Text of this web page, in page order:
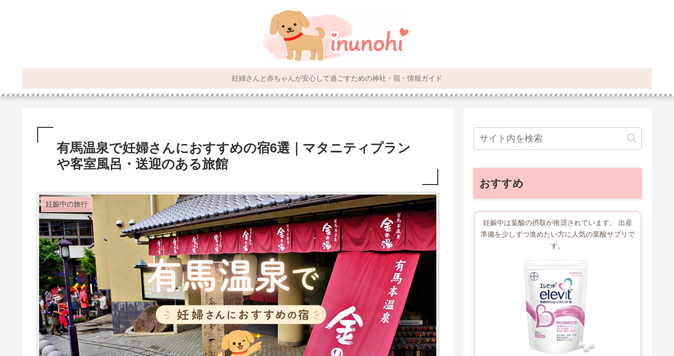
妊婦さんと赤ちゃんが安心して過ごすための神社・宿・情報ガイド
有馬温泉で妊婦さんにおすすめの宿6選｜マタニティプラン
や客室風呂・送迎のある旅館
妊娠中の旅行
おすすめ
妊娠中は葉酸の摂取が推奨されています。 出産
準備を少しずつ進めたい方に人気の葉酸サプリで
す。